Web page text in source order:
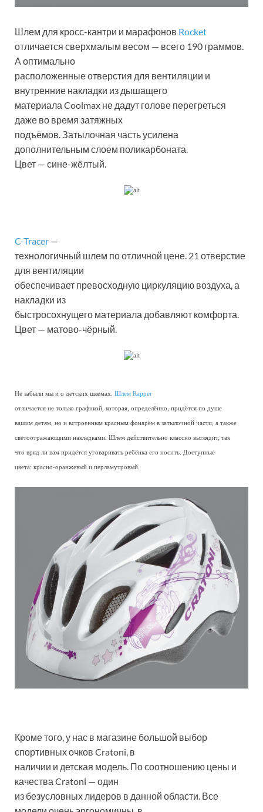
Шлем для кросс-кантри и марафонов Rocket
отличается сверхмалым весом — всего 190 граммов.
А оптимально
расположенные отверстия для вентиляции и
внутренние накладки из дышащего
материала Coolmax не дадут голове перегреться
даже во время затяжных
подъёмов. Затылочная часть усилена
дополнительным слоем поликарбоната.
Цвет — сине-жёлтый.
C-Tracer —
технологичный шлем по отличной цене. 21 отверстие
для вентиляции
обеспечивает превосходную циркуляцию воздуха, а
накладки из
быстросохнущего материала добавляют комфорта.
Цвет — матово-чёрный.
Не забыли мы и о детских шлемах. Шлем Rapper
отличается не только графикой, которая, определённо, придётся по душе
вашим детям, но и встроенным красным фонарём в затылочной части, а также
светоотражающими накладками. Шлем действительно классно выглядит, так
что вряд ли вам придётся уговаривать ребёнка его носить. Доступные
цвета: красно-оранжевый и перламутровый.
Кроме того, у нас в магазине большой выбор
спортивных очков Cratoni, в
наличии и детская модель. По соотношению цены и
качества Cratoni — один
из безусловных лидеров в данной области. Все